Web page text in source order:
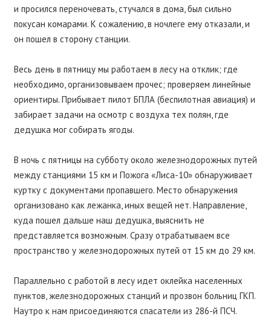
и просился переночевать, стучался в дома, был сильно
покусан комарами. К сожалению, в ночлеге ему отказали, и
он пошел в сторону станции.
Весь день в пятницу мы работаем в лесу на отклик; где
необходимо, организовываем прочес; проверяем линейные
ориентиры. Прибывает пилот БПЛА(беспилотная авиация) и
забирает задачи на осмотр с воздуха тех полян, где
дедушка мог собирать ягоды.
В ночь с пятницы на субботу около железнодорожных путей
между станциями 15 км и Пожога «Лиса-10» обнаруживает
куртку с документами пропавшего. Место обнаружения
организовано как лежанка, иных вещей нет. Направление,
куда пошел дальше наш дедушка, выяснить не
представляется возможным. Сразу отрабатываем все
пространство у железнодорожных путей от 15 км до 29 км.
Параллельно с работой в лесу идет оклейка населенных
пунктов, железнодорожных станций и прозвон больниц ГКП.
Наутро к нам присоединяются спасатели из 286-й ПСЧ.